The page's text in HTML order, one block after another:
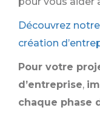
Découvrez
création
Pour votre
d’entreprise,
chaque phase